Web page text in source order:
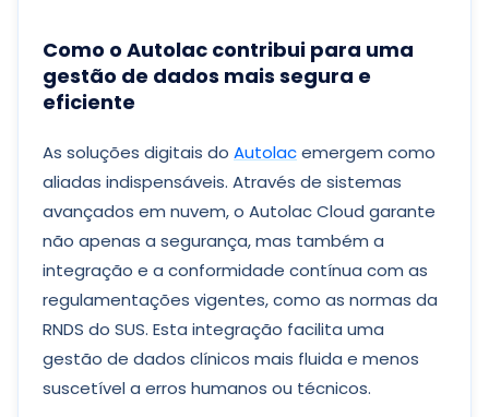
Como o Autolac contribui para uma
gestão de dados mais segura e
eficiente
As soluções digitais do Autolacemergem como
aliadas indispensáveis. Através de sistemas
avançados em nuvem, o Autolac Cloud garante
não apenas a segurança, mas também a
integração e a conformidade contínua com as
regulamentações vigentes, como as normas da
RNDS do SUS. Esta integração facilita uma
gestão de dados clínicos mais fluida e menos
suscetível a erros humanos ou técnicos.